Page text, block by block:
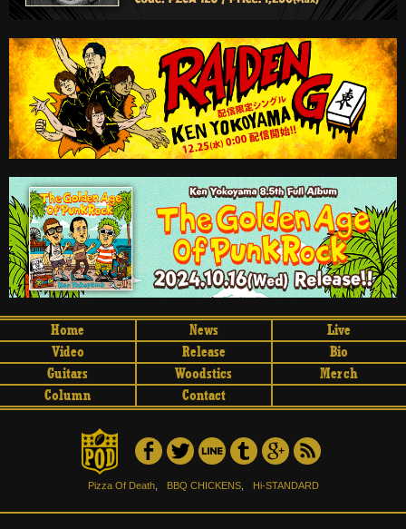
Home News
Live
Video
Release
Bio
Guitars
Woodstics
Merch
Column
Contact
Pizza Of Death, BBQ CHICKENS, Hi-STANDARD